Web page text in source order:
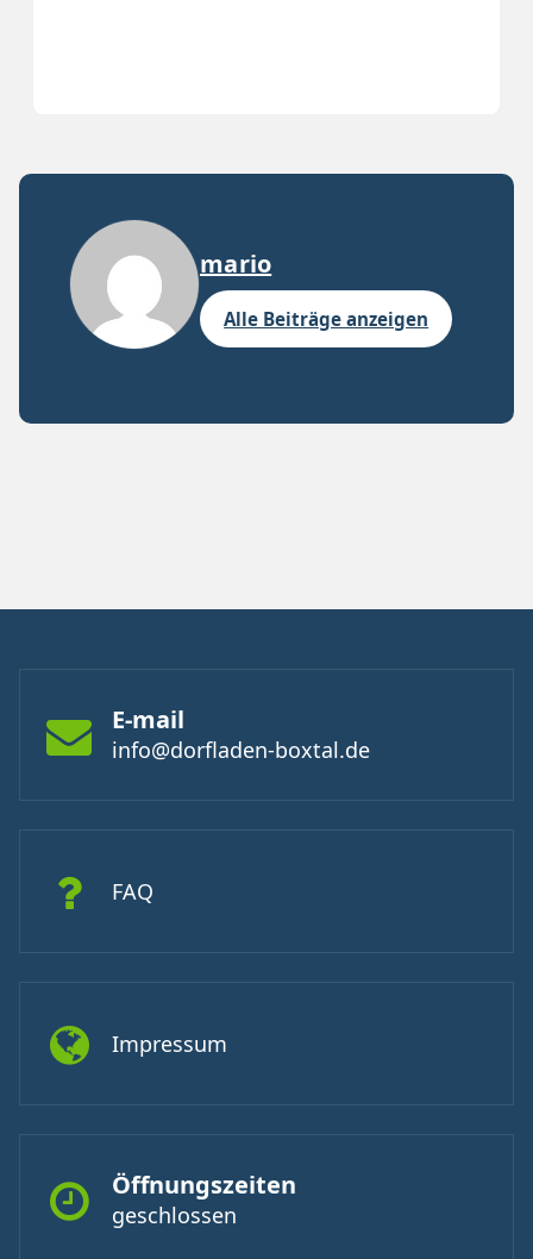
mario
Alle Beiträge anzeigen
E-mail
info@dorfladen-boxtal.de
FAQ
Impressum
Öffnungszeiten
geschlossen